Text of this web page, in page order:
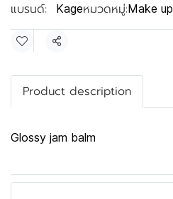
แบรนด์: Kageหมวดหมู่:Make up
แชร์
Product description
Glossy jam balm